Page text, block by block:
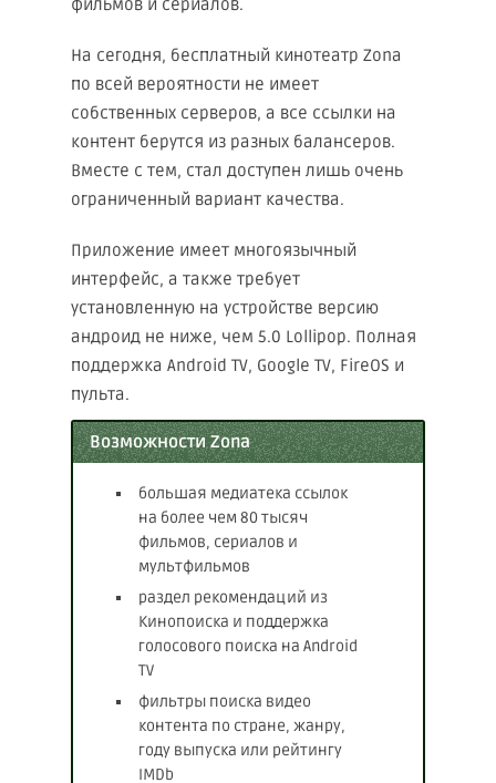
фильмов и сериалов.
На сегодня, бесплатный кинотеатр Zоna
по всей вероятности не имеет
собственных серверов, а все ссылки на
контент берутся из разных балансеров.
Вместе с тем, стал доступен лишь очень
ограниченный вариант качества.
Приложение имеет многоязычный
интерфейс, а также требует
установленную на устройстве версию
андроид не ниже, чем 5.0 Lollipop. Полная
поддержка Android TV, Google TV, FireOS и
пульта.
Возможности Zona
большая медиатека ссылок
на более чем 80 тысяч
фильмов, сериалов и
мультфильмов
раздел рекомендаций из
Кинопоиска и поддержка
голосового поиска на Android
TV
фильтры поиска видео
контента по стране, жанру,
году выпуска или рейтингу
IMDb